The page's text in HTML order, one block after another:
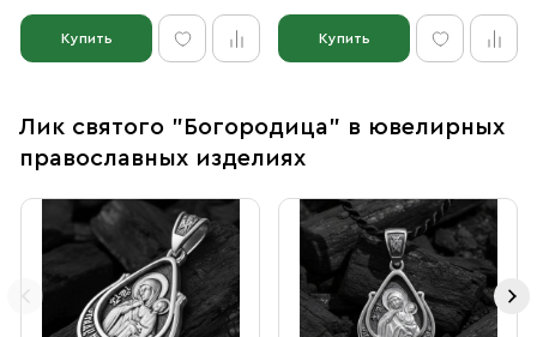
Купить Купить
Лик святого "Богородица" в ювелирных
православных изделиях